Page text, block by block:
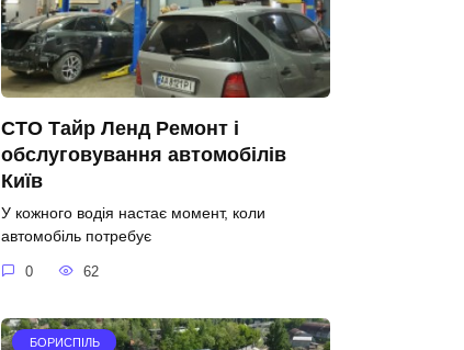
СТО Тайр Ленд Ремонт і
обслуговування автомобілів
Київ
У кожного водія настає момент, коли
автомобіль потребує
0 62
БОРИСПІЛЬ